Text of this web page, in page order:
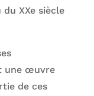
XXe siècle
une œuvre
de ces